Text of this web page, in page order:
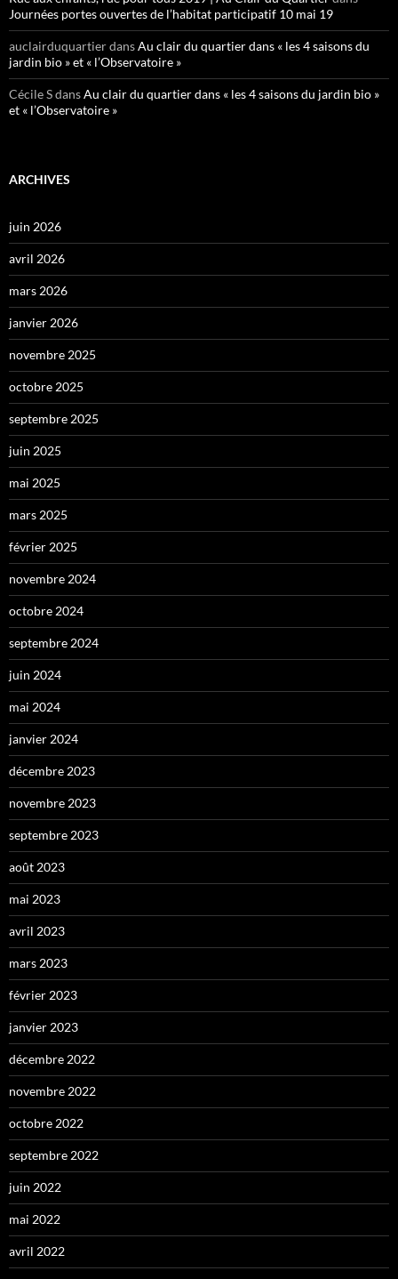
Journées portes ouvertes de l’habitat participatif 10 mai 19
auclairduquartierdansAu clair du quartier dans « les 4 saisons du
jardin bio » et « l’Observatoire »
Cécile SdansAu clair du quartier dans « les 4 saisons du jardin bio »
et « l’Observatoire »
ARCHIVES
juin 2026
avril 2026
mars 2026
janvier 2026
novembre 2025
octobre 2025
septembre 2025
juin 2025
mai 2025
mars 2025
février 2025
novembre 2024
octobre 2024
septembre 2024
juin 2024
mai 2024
janvier 2024
décembre 2023
novembre 2023
septembre 2023
août 2023
mai 2023
avril 2023
mars 2023
février 2023
janvier 2023
décembre 2022
novembre 2022
octobre 2022
septembre 2022
juin 2022
mai 2022
avril 2022